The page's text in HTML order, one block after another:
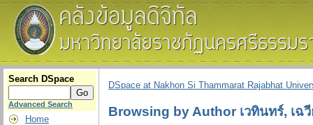
Search DSpace
Advanced Search
Home
DSpace at Nakhon Si Thammarat Rajabhat
Browsing by Author เวทินทร์, เฉวี